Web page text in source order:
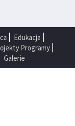
Edukacja
Programy
Galerie